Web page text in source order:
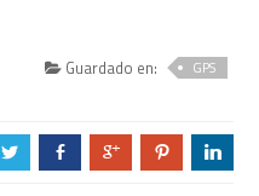
Guardado en: GPS
a b c d j